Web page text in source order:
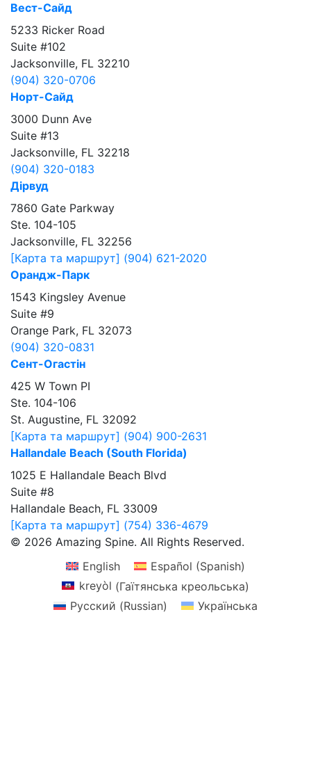
Вест-Сайд
5233 Ricker Road
Suite #102
Jacksonville, FL 32210
(904) 320-0706
Норт-Сайд
3000 Dunn Ave
Suite #13
Jacksonville, FL 32218
(904) 320-0183
Дірвуд
7860 Gate Parkway
Ste. 104-105
Jacksonville, FL 32256
[Карта та маршрут] (904) 621-2020
Орандж-Парк
1543 Kingsley Avenue
Suite #9
Orange Park, FL 32073
(904) 320-0831
Сент-Огастін
425 W Town PI
Ste. 104-106
St. Augustine, FL 32092
[Карта та маршрут] (904) 900-2631
Hallandale Beach (South Florida)
1025 E Hallandale Beach Blvd
Suite #8
Hallandale Beach, FL 33009
[Карта та маршрут] (754) 336-4679
© 2026 Amazing Spine. All Rights Reserved.
English
Español (Spanish)
kreyòl (Гаїтянська креольська)
Русский (Russian) Українська